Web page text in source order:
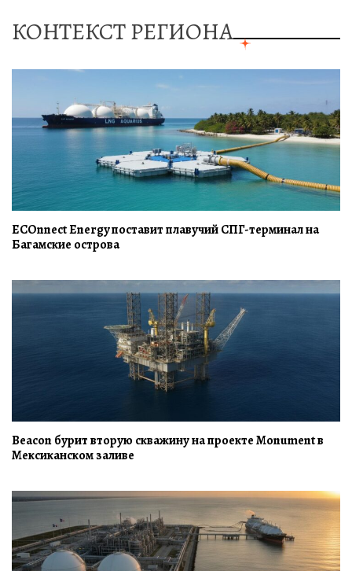
КОНТЕКСТ РЕГИОНА
ECOnnect Energy поставит плавучий СПГ-терминал на
Багамские острова
Beacon бурит вторую скважину на проекте Monument в
Мексиканском заливе